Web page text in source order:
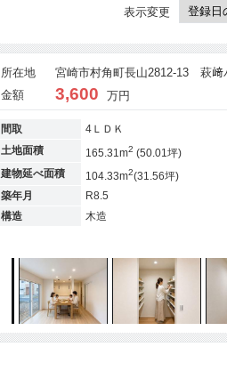
表示変更
所在地
宮崎市村角町長山2812-13 萩﨑
金額
3,600 万円
間取
4ＬＤＫ
土地面積
165.31m2 (50.01坪)
建物延べ面積
104.33m2(31.56坪)
築年月
R8.5
構造
木造